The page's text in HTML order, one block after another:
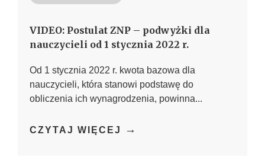
VIDEO: Postulat ZNP – podwyżki dla
nauczycieli od 1 stycznia 2022 r.
Od 1 stycznia 2022 r. kwota bazowa dla
nauczycieli, która stanowi podstawę do
obliczenia ich wynagrodzenia, powinna...
CZYTAJ WIĘCEJ →